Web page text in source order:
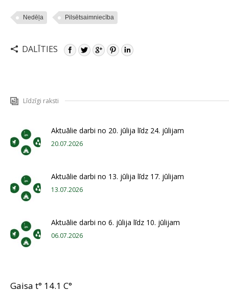
Nedēļa Pilsētsaimniecība
DALĪTIES
Līdzīgi raksti
Aktuālie darbi no 20. jūlija līdz 24. jūlijam
20.07.2026
Aktuālie darbi no 13. jūlija līdz 17. jūlijam
13.07.2026
Aktuālie darbi no 6. jūlija līdz 10. jūlijam
06.07.2026
Gaisa t° 14.1 C°